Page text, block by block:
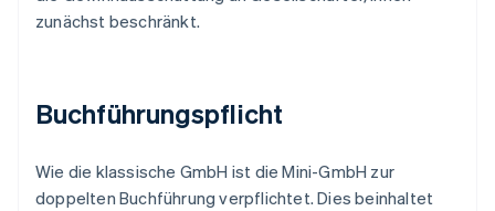
zunächst beschränkt.
Buchführungspflicht
Wie die klassische GmbH ist die Mini-GmbH zur
doppelten Buchführung verpflichtet. Dies beinhaltet